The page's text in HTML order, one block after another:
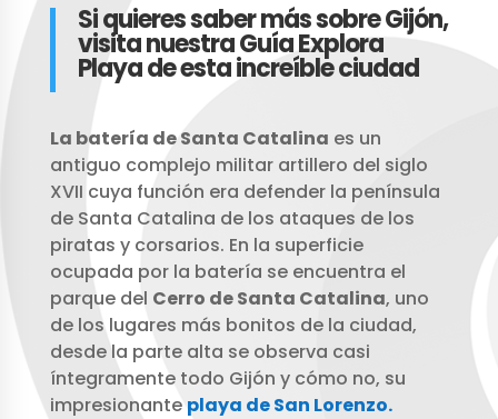
Si quieres saber más sobre Gijón,
visita nuestra Guía Explora
Playa de esta increíble ciudad
La batería de Santa Catalina es un
antiguo complejo militar artillero del siglo
XVII cuya función era defender la península
de Santa Catalina de los ataques de los
piratas y corsarios. En la superficie
ocupada por la batería se encuentra el
parque del Cerro de Santa Catalina, uno
de los lugares más bonitos de la ciudad,
desde la parte alta se observa casi
íntegramente todo Gijón y cómo no, su
impresionante playa de San Lorenzo.